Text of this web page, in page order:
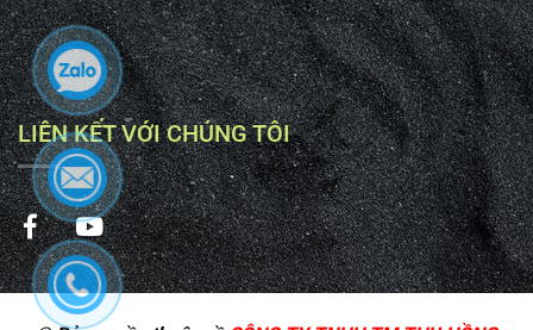
LIÊN KẾT VỚI CHÚNG TÔI